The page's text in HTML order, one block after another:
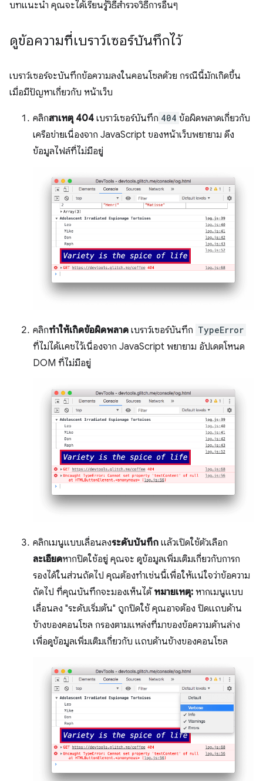
บทแนะนำ คุณจะได้เรียนรู้วิธีสำรวจวิธีการอื่นๆ
ดูข้อความที่เบราว์เซอร์บันทึกไว้
เบราว์เซอร์จะบันทึกข้อความลงในคอนโซลด้วย กรณีนี้มักเกิดขึ้น
เมื่อมีปัญหาเกี่ยวกับ หน้าเว็บ
คลิกสาเหตุ 404 เบราว์เซอร์บันทึก 404 ข้อผิดพลาดเกี่ยวกับ
เครือข่ายเนื่องจาก JavaScript ของหน้าเว็บพยายาม ดึง
ข้อมูลไฟล์ที่ไม่มีอยู่
คลิกทำให้เกิดข้อผิดพลาด เบราว์เซอร์บันทึก TypeError
ที่ไม่ได้แคชไว้เนื่องจาก JavaScript พยายาม อัปเดตโหนด
DOM ที่ไม่มีอยู่
คลิกเมนูแบบเลื่อนลงระดับบันทึก แล้วเปิดใช้ตัวเลือก
ละเอียดหากปิดใช้อยู่ คุณจะ ดูข้อมูลเพิ่มเติมเกี่ยวกับการก
รองได้ในส่วนถัดไป คุณต้องทำเช่นนี้เพื่อให้แน่ใจว่าข้อความ
ถัดไป ที่คุณบันทึกจะมองเห็นได้หมายเหตุ: หากเมนูแบบ
เลื่อนลง "ระดับเริ่มต้น" ถูกปิดใช้ คุณอาจต้อง ปิดแถบด้าน
ข้างของคอนโซล กรองตามแหล่งที่มาของข้อความด้านล่าง
เพื่อดูข้อมูลเพิ่มเติมเกี่ยวกับ แถบด้านข้างของคอนโซล